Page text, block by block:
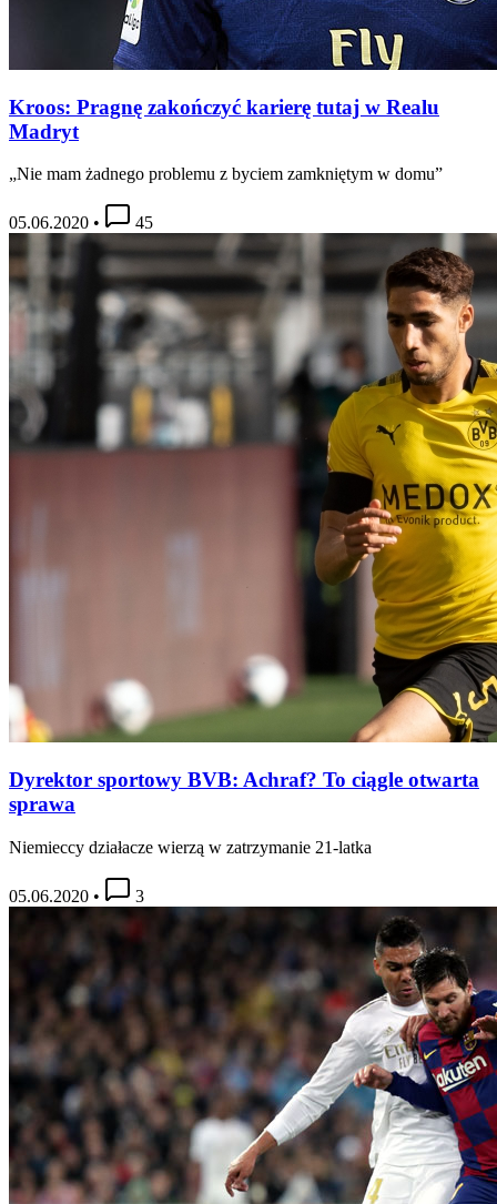
Kroos: Pragnę zakończyć karierę tutaj w Realu
Madryt
„Nie mam żadnego problemu z byciem zamkniętym w domu”
05.06.2020 • 45
Dyrektor sportowy BVB: Achraf? To ciągle otwarta
sprawa
Niemieccy działacze wierzą w zatrzymanie 21-latka
05.06.2020 • 3